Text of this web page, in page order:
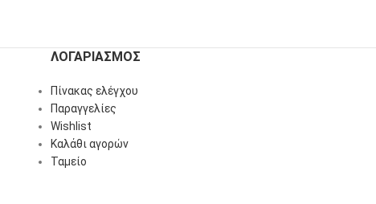
ΛΟΓΑΡΙΑΣΜΌΣ
Πίνακας ελέγχου
Παραγγελίες
Wishlist
Καλάθι αγορών
Ταμείο